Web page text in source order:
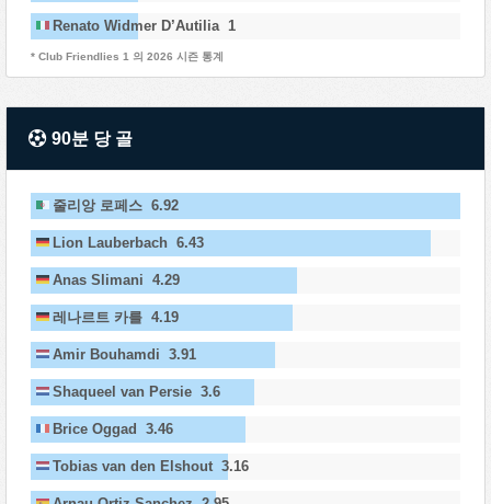
Renato Widmer D’Autilia 1
* Club Friendlies 1 의 2026 시즌 통계
90분 당 골
줄리앙 로페스 6.92
Lion Lauberbach 6.43
Anas Slimani 4.29
레나르트 카를 4.19
Amir Bouhamdi 3.91
Shaqueel van Persie 3.6
Brice Oggad 3.46
Tobias van den Elshout 3.16